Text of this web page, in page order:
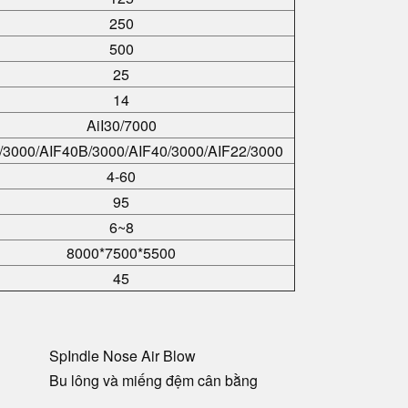
250
500
25
14
AiI30/7000
AIF40B/3000/AIF40/3000/AIF22/3000
4-60
95
6~8
8000*7500*5500
45
SpIndle Nose Air Blow
Bu lông và miếng đệm cân bằng